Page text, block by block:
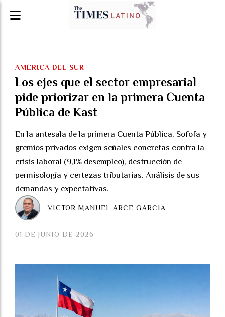
Los ejes que el sector empresarial
pide priorizar en la primera Cuenta
Pública de Kast
En la antesala de la primera Cuenta Pública, Sofofa y
gremios privados exigen señales concretas contra la
crisis laboral (9,1% desempleo), destrucción de
permisología y certezas tributarias. Análisis de sus
demandas y expectativas.
AMÉRICA DEL SUR
01 DE JUNIO DE 2026
VICTOR MANUEL ARCE GARCIA